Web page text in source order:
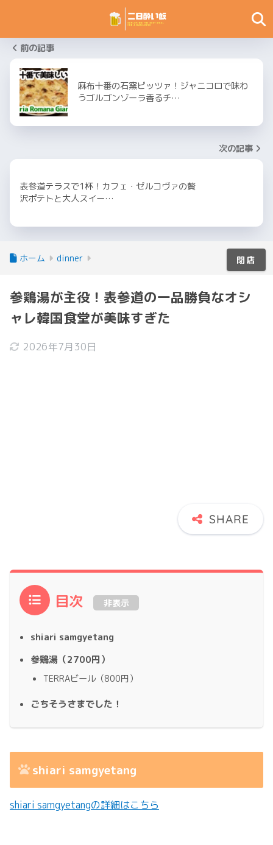
前の記事
麻布十番の石窯ピッツァ！ジャニコロで味わ
うゴルゴンゾーラ香るチ…
次の記事
表参道テラスで1杯！カフェ・ゼルコヴァの贅
沢ポテトと大人スイー…
ホーム dinner
参鶏湯が主役！表参道の一品勝負なオシ
ャレ韓国食堂が美味すぎた
2026年7月30日
目次 非表示
shiari samgyetang
参鶏湯（2700円）
TERRAビール（800円）
ごちそうさまでした！
shiari samgyetang
shiari samgyetangの詳細はこちら